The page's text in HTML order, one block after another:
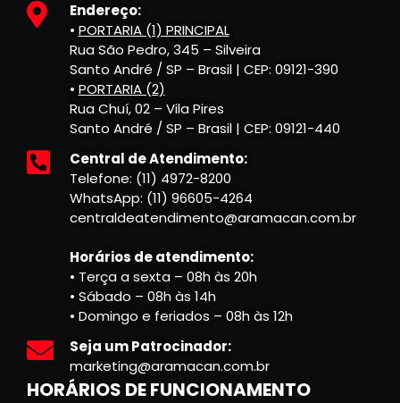
Endereço:
• PORTARIA (1) PRINCIPAL
Rua São Pedro, 345 – Silveira
Santo André / SP – Brasil | CEP: 09121-390
• PORTARIA (2)
Rua Chuí, 02 – Vila Pires
Santo André / SP – Brasil | CEP: 09121-440
Central de Atendimento:
Telefone: (11) 4972-8200
WhatsApp: (11) 96605-4264
centraldeatendimento@aramacan.com.br
Horários de atendimento:
• Terça a sexta – 08h às 20h
• Sábado – 08h às 14h
• Domingo e feriados – 08h às 12h
Seja um Patrocinador:
marketing@aramacan.com.br
HORÁRIOS DE FUNCIONAMENTO